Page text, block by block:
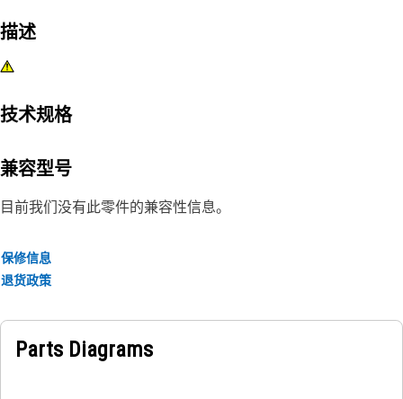
描述
技术规格
兼容型号
目前我们没有此零件的兼容性信息。
保修信息
退货政策
Parts Diagrams